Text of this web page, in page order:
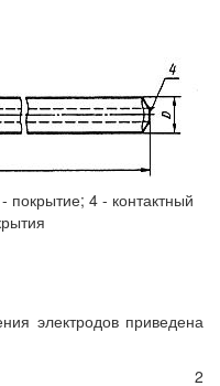
покрытие; 4 - контактный
электродов приведена
2